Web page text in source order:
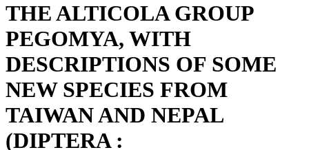
THE ALTICOLA GROUP
PEGOMYA, WITH
DESCRIPTIONS OF SOME
NEW SPECIES FROM
TAIWAN AND NEPAL
(DIPTERA :